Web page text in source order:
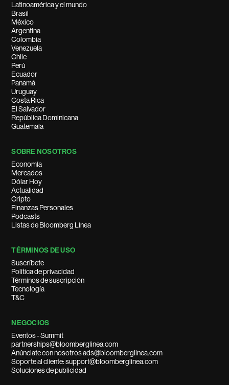
Latinoamérica y el mundo
Brasil
México
Argentina
Colombia
Venezuela
Chile
Perú
Ecuador
Panamá
Uruguay
Costa Rica
El Salvador
República Dominicana
Guatemala
SOBRE NOSOTROS
Economía
Mercados
Dólar Hoy
Actualidad
Cripto
Finanzas Personales
Podcasts
Listas de Bloomberg Línea
TÉRMINOS DE USO
Suscríbete
Política de privacidad
Términos de suscripción
Tecnología
T&C
NEGOCIOS
Eventos - Summit
partnerships@bloomberglinea.com
Anúnciate con nosotros ads@bloomberglinea.com
Soporte al cliente: support@bloomberglinea.com
Soluciones de publicidad